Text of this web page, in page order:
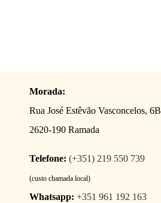
Morada:
Rua José Estêvão Vasconcelos, 6B
2620-190 Ramada
Telefone: (+351) 219 550 739
(custo chamada local)
Whatsapp: +351 961 192 163